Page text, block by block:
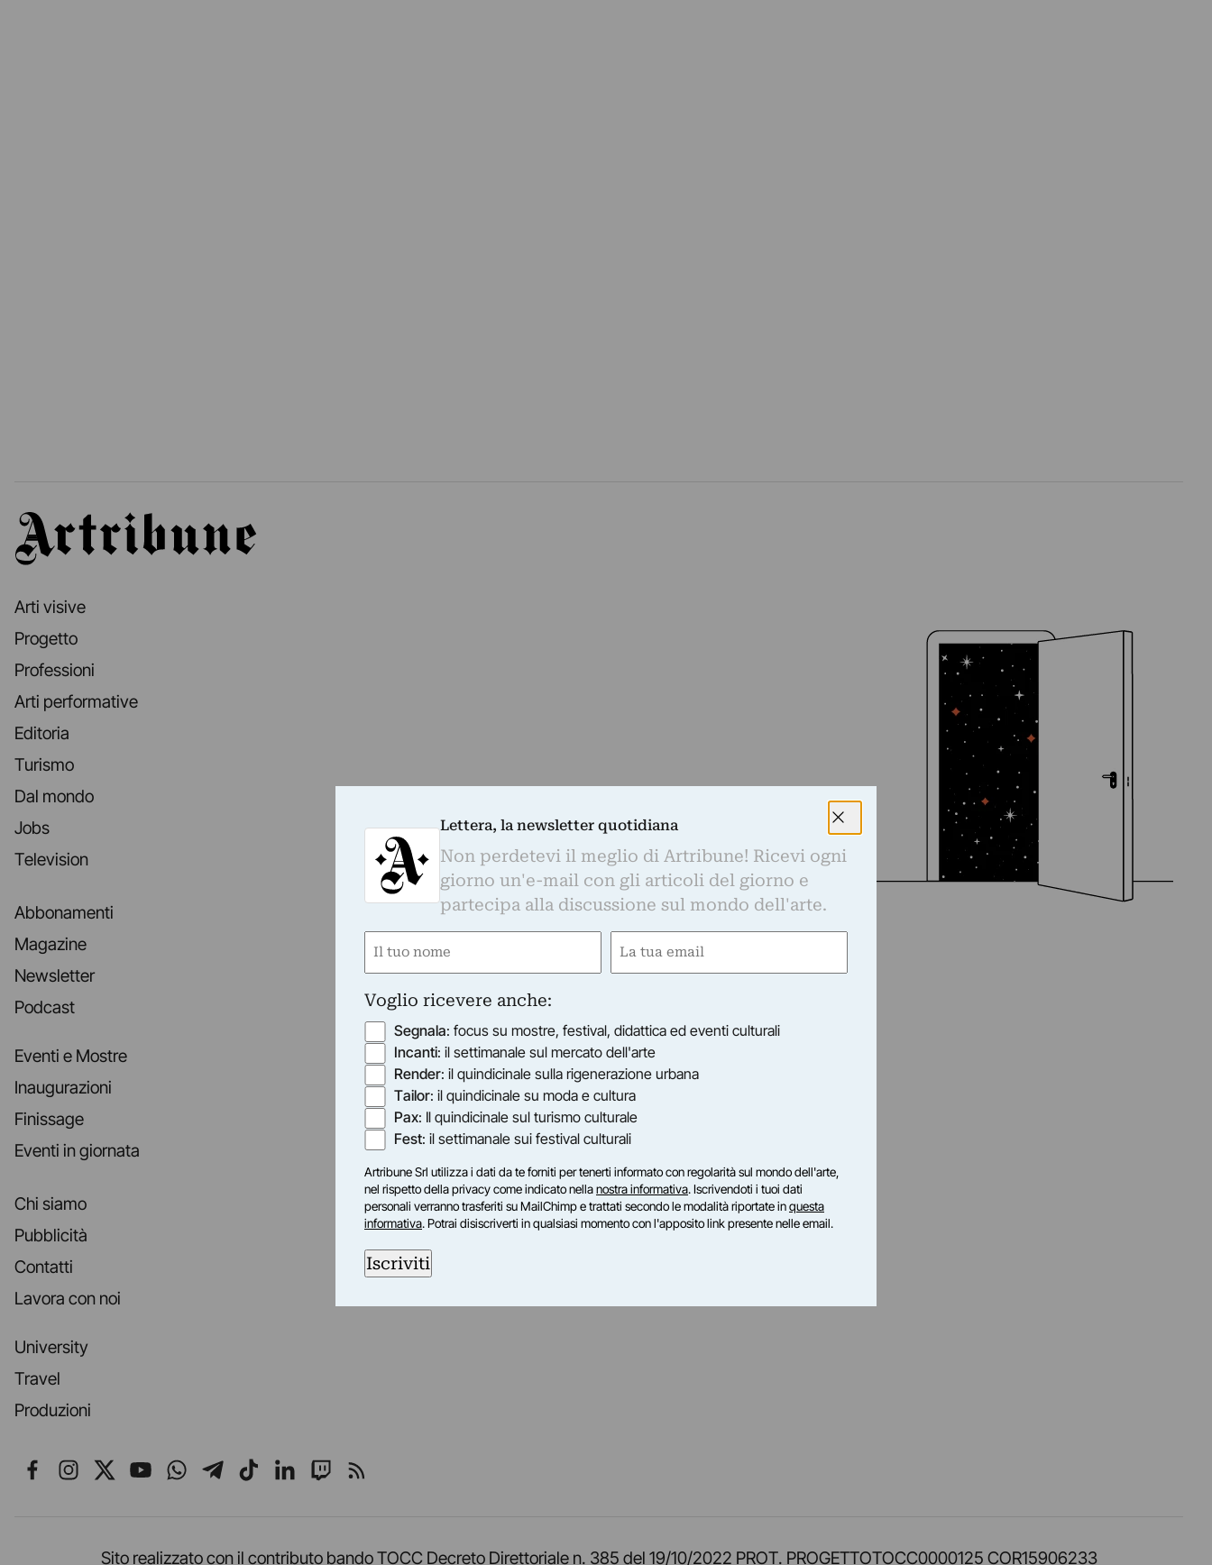
Artribune
Arti visive
Progetto
Professioni
Arti performative
Editoria
Turismo
Dal mondo
Jobs
Television
Abbonamenti
Magazine
Newsletter
Podcast
Eventi e Mostre
Inaugurazioni
Finissage
Eventi in giornata
Chi siamo
Pubblicità
Contatti
Lavora con noi
University
Travel
Produzioni
Seguici su Facebook
Seguici su Instagram
Seguici su X
Seguici su YouTube
Seguici su WhatsApp
Seguici su Telegram
Seguici su TikTok
Seguici su LinkedIn
Seguici su Twitch
Seguici su Rss
Sito realizzato con il contributo bando TOCC Decreto Direttoriale n. 385 del 19/10/2022 PROT. PROGETTOTOCC0000125 COR15906233
Lettera, la newsletter quotidiana
Non perdetevi il meglio di Artribune! Ricevi ogni
giorno un'e-mail con gli articoli del giorno e
partecipa alla discussione sul mondo dell'arte.
Nome
Email
Voglio ricevere anche:
Segnala: focus su mostre, festival, didattica ed eventi culturali
Incanti: il settimanale sul mercato dell'arte
Render: il quindicinale sulla rigenerazione urbana
Tailor: il quindicinale su moda e cultura
Pax: Il quindicinale sul turismo culturale
Fest: il settimanale sui festival culturali
Artribune Srl utilizza i dati da te forniti per tenerti informato con regolarità sul mondo dell'arte,
nel rispetto della privacy come indicato nellanostra informativa. Iscrivendoti i tuoi dati
personali verranno trasferiti su MailChimp e trattati secondo le modalità riportate inquesta
informativa. Potrai disiscriverti in qualsiasi momento con l'apposito link presente nelle email.
Iscriviti